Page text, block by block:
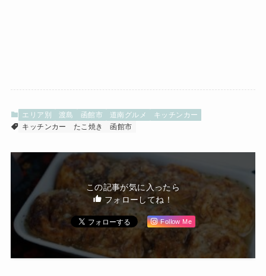
エリア別 渡島 函館市 道南グルメ
キッチンカー
キッチンカー
たこ焼き 函館市
この記事が気に入ったら
フォローしてね！
Follow Me